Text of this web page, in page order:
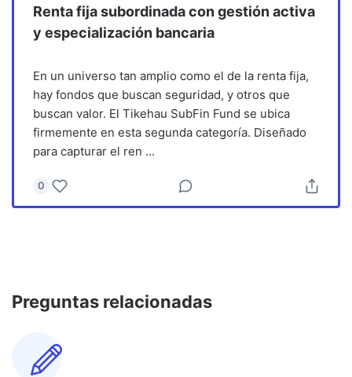
Renta fija subordinada con gestión activa
y especialización bancaria
En un universo tan amplio como el de la renta fija,
hay fondos que buscan seguridad, y otros que
buscan valor. El Tikehau SubFin Fund se ubica
firmemente en esta segunda categoría. Diseñado
para capturar el ren ...
0
Preguntas relacionadas